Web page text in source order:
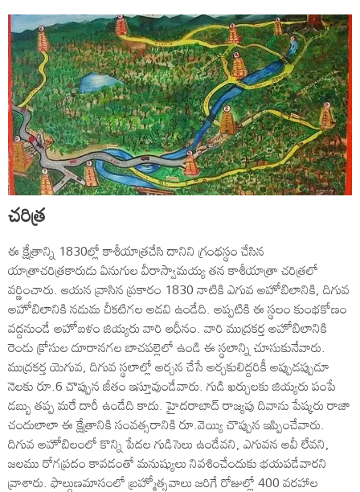
చరిత్ర
ఈ క్షేత్రాన్ని 1830ల్లో కాశీయాత్రచేసి దానిని గ్రంథస్థం చేసిన
యాత్రాచరిత్రకారుడు ఏనుగుల వీరాస్వామయ్య తన కాశీయాత్రా చరిత్రలో
వర్ణించారు. ఆయన వ్రాసిన ప్రకారం 1830 నాటికి ఎగువ అహోబిలానికి, దిగువ
అహోబిలానికి నడుమ చీకటిగల అడవి ఉండేది. అప్పటికి ఈ స్థలం కుంభకోణం
వద్దనుండే అహోబళం జియ్యరు వారి ఆధీనం. వారి ముద్రకర్త అహోబిలానికి
రెండు క్రోసుల దూరానగల బాచపల్లెలో ఉండి ఈ స్థలాన్ని చూసుకునేవారు.
ముద్రకర్త యెగువ, దిగువ స్థలాల్లో అర్చన చేసే అర్చకులిద్దరికీ అప్పుడప్పుడూ
నెలకు రూ.6 చొప్పున జీతం ఇస్తూవుండేవారు. గుడి ఖర్చులకు జియ్యరు పంపే
డబ్బు తప్ప మరే దారీ ఉండేది కాదు. హైదరాబాద్ రాజ్యపు దివాను పేష్కరు రాజా
చందులాలా ఈ క్షేత్రానికి సంవత్సరానికి రూ.వెయ్యి చొప్పున ఇప్పించేవారు.
దిగువ అహోబిలంలో కొన్ని పేదల గుడిసెలు ఉండేవని, ఎగువన అవీ లేవని,
జలము రోగప్రదం కావడంతో మనుష్యులు నివశించేందుకు భయపడేవారని
వ్రాశారు. ఫాల్గుణమాసంలో బ్రహ్మోత్సవాలు జరిగే రోజుల్లో 400 వరహాల